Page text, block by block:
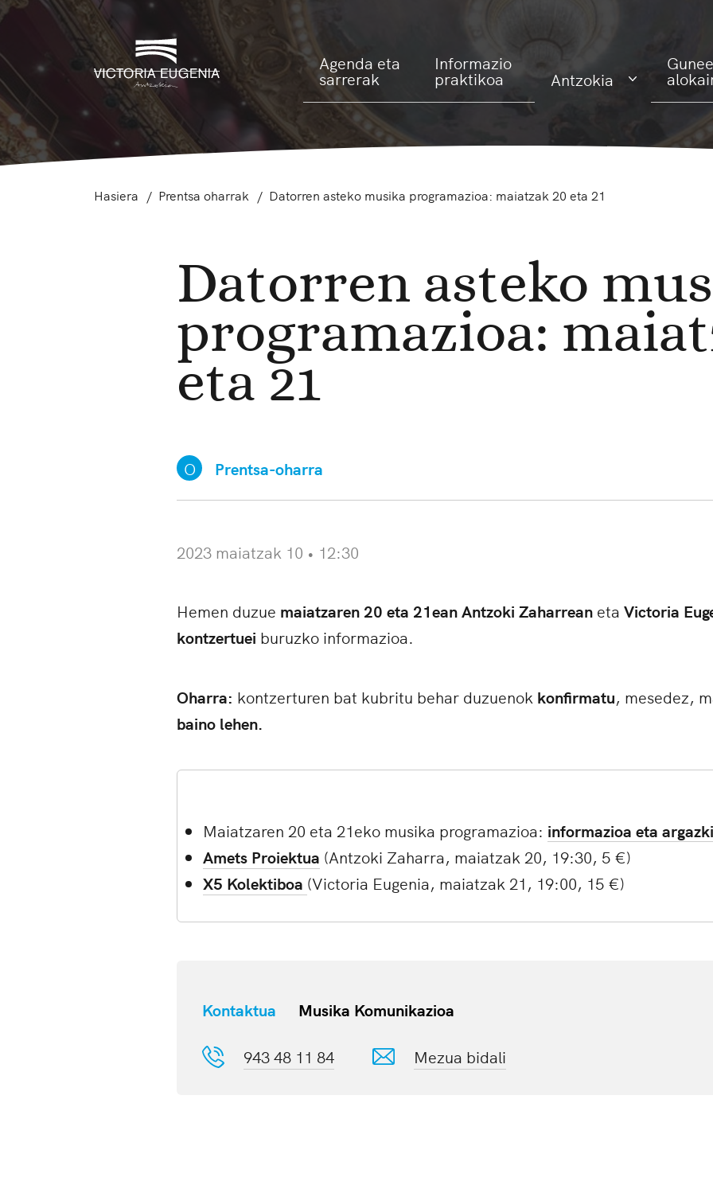
Agenda eta
sarrerak
Informazio
praktikoa Antzokia
Hasiera Prentsa oharrak Datorren asteko musika programazioa: maiatzak 20 eta 21
Datorren asteko
programazioa:
eta 21
O Prentsa-oharra
2023 maiatzak 10 • 12:30
Hemen duzue maiatzaren 20 eta 21ean Antzoki Zaharrean eta Victoria
kontzertuei buruzko informazioa.
Oharra: kontzerturen bat kubritu behar duzuenok konfirmatu, mesedez,
baino lehen.
Maiatzaren 20 eta 21eko musika programazioa: informazioa eta
Amets Proiektua (Antzoki Zaharra, maiatzak 20, 19:30, 5 €)
X5 Kolektiboa (Victoria Eugenia, maiatzak 21, 19:00, 15 €)
Kontaktua Musika Komunikazioa
943 48 11 84 Mezua bidali